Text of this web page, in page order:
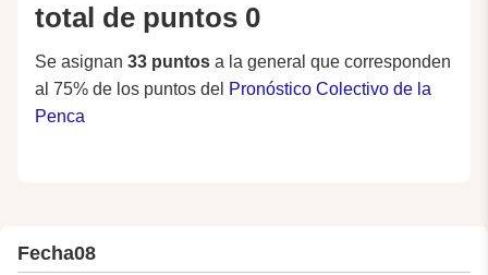
total de puntos 0
Se asignan 33 puntos a la general que corresponden
al 75% de los puntos del Pronóstico Colectivo de la
Penca
Fecha08